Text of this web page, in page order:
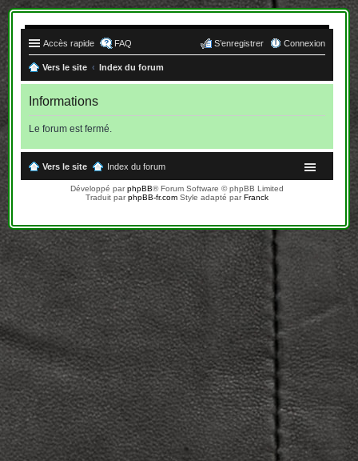
Accès rapide FAQ Connexion
S’enregistrer
Vers le site Index du forum
Informations
Le forum est fermé.
Vers le site Index du forum
Développé parphpBB® Forum Software © phpBB Limited
Traduit parphpBB-fr.comStyle adapté parFranck